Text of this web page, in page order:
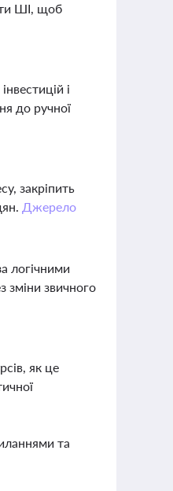
ШІ, щоб
і
до ручної
закріпить
Джерело
логічними
зміни звичного
як це
та